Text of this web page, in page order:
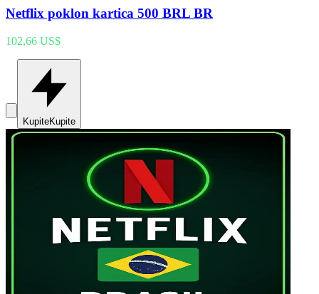
Netflix poklon kartica 500 BRL BR
102,66 US$
KupiteKupite